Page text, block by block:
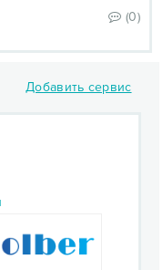
(0)
Добавить сервис